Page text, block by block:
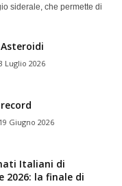
siderale, che permette di
Luglio 2026
19 Giugno 2026
Italiani di
2026: la finale di